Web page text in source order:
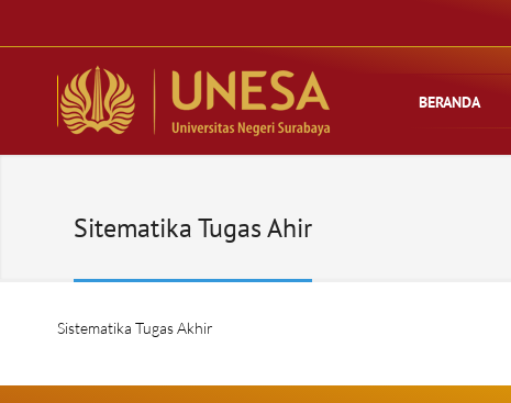
BERANDA
Sitematika Tugas Ahir
Sistematika Tugas Akhir